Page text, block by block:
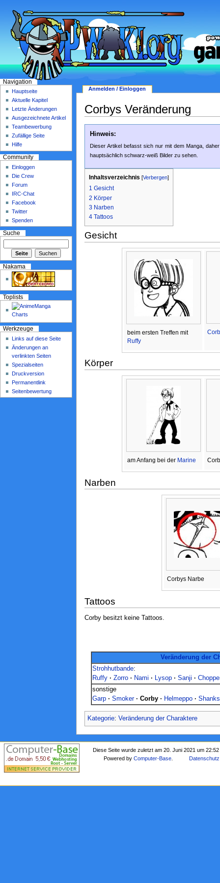
Corbys Veränderung
Hinweis:
Dieser Artikel befasst sich nur mit dem Manga,
hauptsächlich schwarz-weiß Bilder zu sehen.
Inhaltsverzeichnis [Verbergen]
1 Gesicht
2 Körper
3 Narben
4 Tattoos
Gesicht
beim ersten Treffen mit
Ruffy
Körper
am Anfang bei der Marine
Narben
Corbys Narbe
Tattoos
Corby besitzt keine Tattoos.
Veränderung der
Strohhutbande:
Ruffy · Zorro · Nami · Lysop · Sanji ·
sonstige
Garp · Smoker · Corby · Helmeppo · Shanks
Kategorie: Veränderung der Charaktere
Anmelden / Einloggen
Navigation
Hauptseite
Aktuelle Kapitel
Letzte Änderungen
Ausgezeichnete Artikel
Teambewerbung
Zufällige Seite
Hilfe
Community
Einloggen
Die Crew
Forum
IRC-Chat
Facebook
Twitter
Spenden
Suche
Nakama
Toplists
Werkzeuge
Links auf diese Seite
Änderungen an
verlinkten Seiten
Spezialseiten
Druckversion
Permanentlink
Seitenbewertung
Diese Seite wurde zuletzt am 20. Juni 2021 um
Powered byComputer-Base Datenschutz